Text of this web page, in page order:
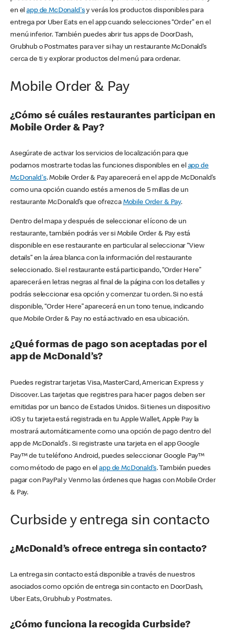
en elapp de McDonald'sy verás los productos disponibles para
entrega por Uber Eats en el app cuando selecciones “Order” en el
menú inferior. También puedes abrir tus apps de DoorDash,
Grubhub o Postmates para ver si hay un restaurante McDonald’s
cerca de ti y explorar productos del menú para ordenar.
Mobile Order & Pay
¿Cómo sé cuáles restaurantes participan en
Mobile Order & Pay?
Asegúrate de activar los servicios de localización para que
podamos mostrarte todas las funciones disponibles en el app de
McDonald's. Mobile Order & Pay aparecerá en el app de McDonald’s
como una opción cuando estés a menos de 5 millas de un
restaurante McDonald’s que ofrezca Mobile Order & Pay.
Dentro del mapa y después de seleccionar el ícono de un
restaurante, también podrás ver si Mobile Order & Pay está
disponible en ese restaurante en particular al seleccionar “View
details” en la área blanca con la información del restaurante
seleccionado. Si el restaurante está participando, “Order Here”
aparecerá en letras negras al final de la página con los detalles y
podrás seleccionar esa opción y comenzar tu orden. Si no está
disponible, “Order Here” aparecerá en un tono tenue, indicando
que Mobile Order & Pay no está activado en esa ubicación.
¿Qué formas de pago son aceptadas por el
app de McDonald’s?
Puedes registrar tarjetas Visa, MasterCard, American Express y
Discover. Las tarjetas que registres para hacer pagos deben ser
emitidas por un banco de Estados Unidos. Si tienes un dispositivo
iOS y tu tarjeta está registrada en tu Apple Wallet, Apple Pay la
mostrará automáticamente como una opción de pago dentro del
app de McDonald’s . Si registraste una tarjeta en el app Google
Pay™ de tu teléfono Android, puedes seleccionar Google Pay™
como método de pago en elapp de McDonald’s. También puedes
pagar con PayPal y Venmo las órdenes que hagas con Mobile Order
& Pay.
Curbside y entrega sin contacto
¿McDonald’s ofrece entrega sin contacto?
La entrega sin contacto está disponible a través de nuestros
asociados como opción de entrega sin contacto en DoorDash,
Uber Eats, Grubhub y Postmates.
¿Cómo funciona la recogida Curbside?